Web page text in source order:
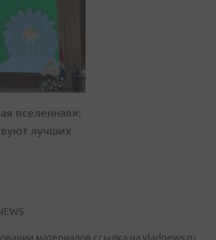
вселенная»:
лучших